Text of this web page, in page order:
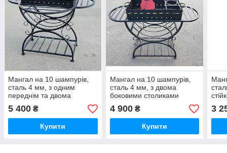
Мангал на 10 шампурів,
сталь 4 мм, з одним
переднім та двома
(жаровня + стійка
радіусна)
5 400 ₴
Купити
Мангал на 10 шампурів,
сталь 4 мм, з двома
боковими столиками
радіусна)
4 900₴
Купити
3